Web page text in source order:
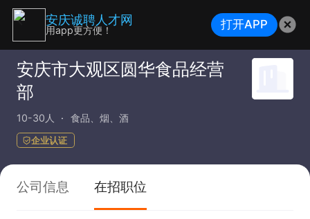
安庆市大观区圆华食品经营
部
10-30人 食品、烟、酒
企业认证
公司信息 在招职位
安庆诚聘人才网
用app更方便！ 打开APP